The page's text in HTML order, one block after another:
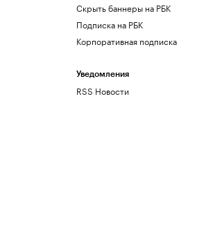
Скрыть баннеры на РБК
Подписка на РБК
Корпоративная подписка
Уведомления
RSS Новости